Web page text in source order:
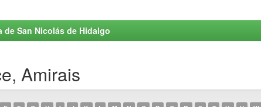
San Nicolás de Hidalgo
Amirais